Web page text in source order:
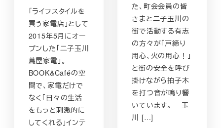
「ライフスタイルを
買う家電店」として
2015年5月にオー
プンした「二子玉川
蔦屋家電」。
BOOK&Caféの空
間で、家電だけで
なく「日々の生活
をもっと刺激的に
してくれる」インテ
た、町会会員の皆
さまと二子玉川の
街で活動する有志
の方々が「戸締り
用心、火の用心！」
と街の安全を呼び
掛けながら拍子木
を打つ音が鳴り響
いています。 玉
川 […]